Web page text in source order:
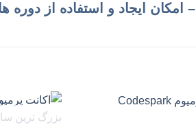
– امکان ایجاد و استفاده از دوره